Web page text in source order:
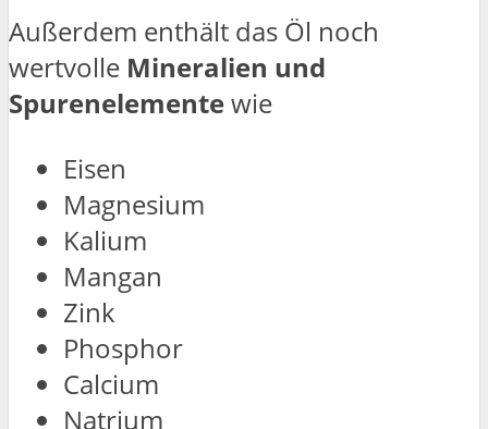
Außerdem enthält das Öl noch
wertvolle Mineralien und
Spurenelementewie
Eisen
Magnesium
Kalium
Mangan
Zink
Phosphor
Calcium
Natrium